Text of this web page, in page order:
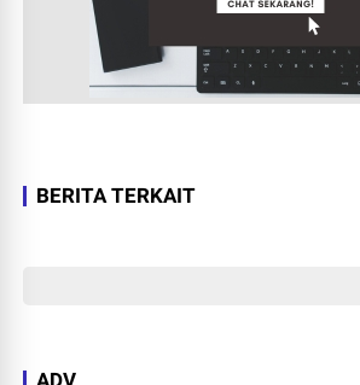
BERITA TERKAIT
ADV